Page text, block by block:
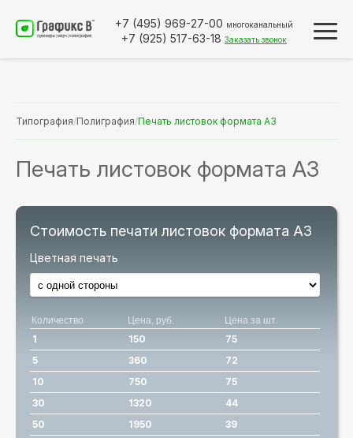
+7 (495) 969-27-00 многоканальный
+7 (925) 517-63-18 Заказать звонок
Типография/Полиграфия/Печать листовок формата А3
Печать листовок формата А3
Стоимость печати листовок формата А3
Цветная печать
Количество Цена, руб. Цена за шт.
1 150
75
5
360
72
10
750
75
30
1320
44
50
1950
39